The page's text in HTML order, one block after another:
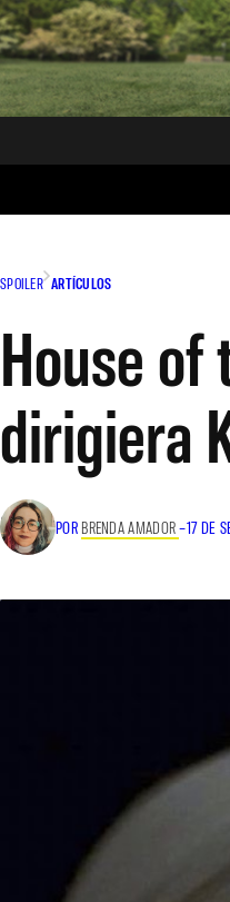
SPOILER ARTÍCULOS
House
dirigiera
POR BRENDA AMADOR–17 DE